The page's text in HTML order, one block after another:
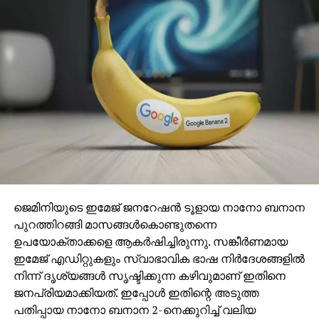
ഒഴിവാക്കാനുള്ള ഓപ്ഷന്‍ ലഭ്യമായിരിക്കും.
ജെമിനിയുടെ ഇമേജ് ജനറേഷന്‍ ടൂളായ നാനോ ബനാന
പുറത്തിറങ്ങി മാസങ്ങള്‍കൊണ്ടുതന്നെ
ഉപയോക്താക്കളെ ആകര്‍ഷിച്ചിരുന്നു. സങ്കീര്‍ണമായ
ഇമേജ് എഡിറ്റുകളും സ്വാഭാവിക ഭാഷ നിര്‍ദേശങ്ങളില്‍
നിന്ന് ദൃശ്യങ്ങള്‍ സൃഷ്ടിക്കുന്ന കഴിവുമാണ് ഇതിനെ
ജനപ്രിയമാക്കിയത്. ഇപ്പോള്‍ ഇതിന്റെ അടുത്ത
പതിപ്പായ നാനോ ബനാന 2-നെക്കുറിച്ച് വലിയ